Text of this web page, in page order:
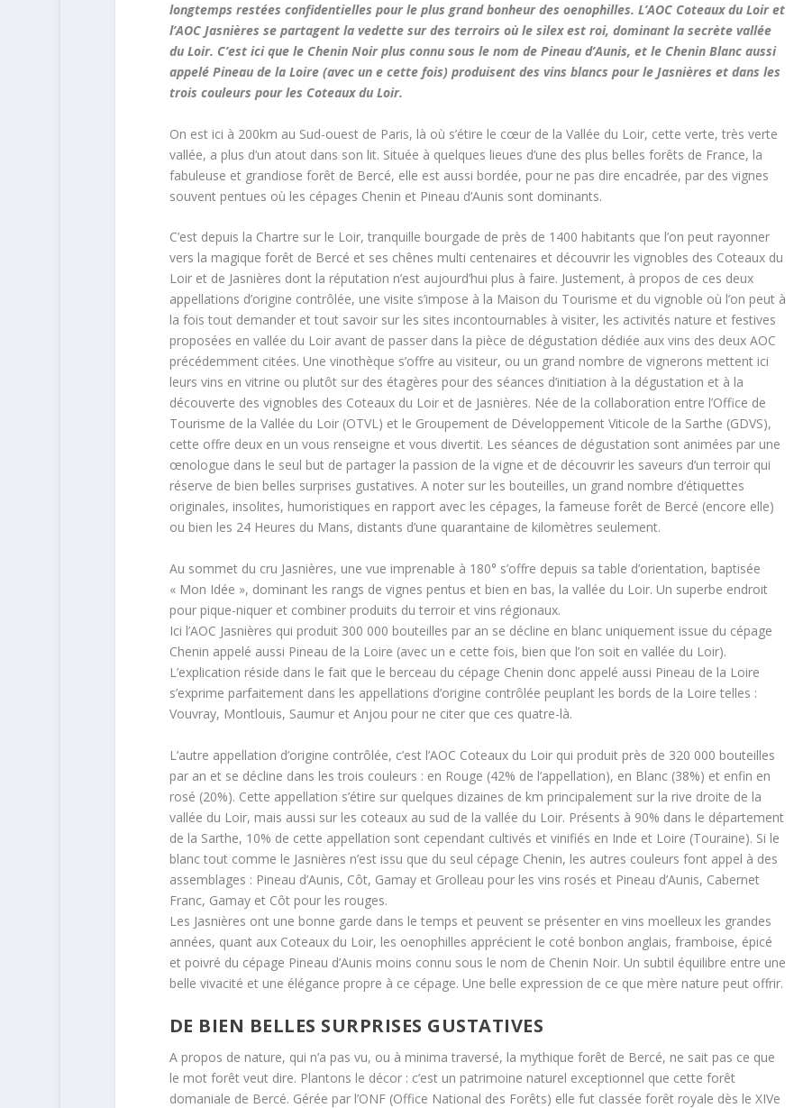
longtemps restées confidentielles pour le plus grand bonheur des oenophilles. L’AOC Coteaux du Loir et
l’AOC Jasnières se partagent la vedette sur des terroirs où le silex est roi, dominant la secrète vallée
du Loir. C’est ici que le Chenin Noir plus connu sous le nom de Pineau d’Aunis, et le Chenin Blanc aussi
appelé Pineau de la Loire (avec un e cette fois) produisent des vins blancs pour le Jasnières et dans les
trois couleurs pour les Coteaux du Loir.
On est ici à 200km au Sud-ouest de Paris, là où s’étire le cœur de la Vallée du Loir, cette verte, très verte
vallée, a plus d’un atout dans son lit. Située à quelques lieues d’une des plus belles forêts de France, la
fabuleuse et grandiose forêt de Bercé, elle est aussi bordée, pour ne pas dire encadrée, par des vignes
souvent pentues où les cépages Chenin et Pineau d’Aunis sont dominants.
C’est depuis la Chartre sur le Loir, tranquille bourgade de près de 1400 habitants que l’on peut rayonner
vers la magique forêt de Bercé et ses chênes multi centenaires et découvrir les vignobles des Coteaux du
Loir et de Jasnières dont la réputation n’est aujourd’hui plus à faire. Justement, à propos de ces deux
appellations d’origine contrôlée, une visite s’impose à la Maison du Tourisme et du vignoble où l’on peut à
la fois tout demander et tout savoir sur les sites incontournables à visiter, les activités nature et festives
proposées en vallée du Loir avant de passer dans la pièce de dégustation dédiée aux vins des deux AOC
précédemment citées. Une vinothèque s’offre au visiteur, ou un grand nombre de vignerons mettent ici
leurs vins en vitrine ou plutôt sur des étagères pour des séances d’initiation à la dégustation et à la
découverte des vignobles des Coteaux du Loir et de Jasnières. Née de la collaboration entre l’Office de
Tourisme de la Vallée du Loir (OTVL) et le Groupement de Développement Viticole de la Sarthe (GDVS),
cette offre deux en un vous renseigne et vous divertit. Les séances de dégustation sont animées par une
œnologue dans le seul but de partager la passion de la vigne et de découvrir les saveurs d’un terroir qui
réserve de bien belles surprises gustatives. A noter sur les bouteilles, un grand nombre d’étiquettes
originales, insolites, humoristiques en rapport avec les cépages, la fameuse forêt de Bercé (encore elle)
ou bien les 24 Heures du Mans, distants d’une quarantaine de kilomètres seulement.
Au sommet du cru Jasnières, une vue imprenable à 180° s’offre depuis sa table d’orientation, baptisée
« Mon Idée », dominant les rangs de vignes pentus et bien en bas, la vallée du Loir. Un superbe endroit
pour pique-niquer et combiner produits du terroir et vins régionaux.
Ici l’AOC Jasnières qui produit 300 000 bouteilles par an se décline en blanc uniquement issue du cépage
Chenin appelé aussi Pineau de la Loire (avec un e cette fois, bien que l’on soit en vallée du Loir).
L’explication réside dans le fait que le berceau du cépage Chenin donc appelé aussi Pineau de la Loire
s’exprime parfaitement dans les appellations d’origine contrôlée peuplant les bords de la Loire telles :
Vouvray, Montlouis, Saumur et Anjou pour ne citer que ces quatre-là.
L’autre appellation d’origine contrôlée, c’est l’AOC Coteaux du Loir qui produit près de 320 000 bouteilles
par an et se décline dans les trois couleurs : en Rouge (42% de l’appellation), en Blanc (38%) et enfin en
rosé (20%). Cette appellation s’étire sur quelques dizaines de km principalement sur la rive droite de la
vallée du Loir, mais aussi sur les coteaux au sud de la vallée du Loir. Présents à 90% dans le département
de la Sarthe, 10% de cette appellation sont cependant cultivés et vinifiés en Inde et Loire (Touraine). Si le
blanc tout comme le Jasnières n’est issu que du seul cépage Chenin, les autres couleurs font appel à des
assemblages : Pineau d’Aunis, Côt, Gamay et Grolleau pour les vins rosés et Pineau d’Aunis, Cabernet
Franc, Gamay et Côt pour les rouges.
Les Jasnières ont une bonne garde dans le temps et peuvent se présenter en vins moelleux les grandes
années, quant aux Coteaux du Loir, les oenophilles apprécient le coté bonbon anglais, framboise, épicé
et poivré du cépage Pineau d’Aunis moins connu sous le nom de Chenin Noir. Un subtil équilibre entre une
belle vivacité et une élégance propre à ce cépage. Une belle expression de ce que mère nature peut offrir.
DE BIEN BELLES SURPRISES GUSTATIVES
A propos de nature, qui n’a pas vu, ou à minima traversé, la mythique forêt de Bercé, ne sait pas ce que
le mot forêt veut dire. Plantons le décor : c’est un patrimoine naturel exceptionnel que cette forêt
domaniale de Bercé. Gérée par l’ONF (Office National des Forêts) elle fut classée forêt royale dès le XIVe